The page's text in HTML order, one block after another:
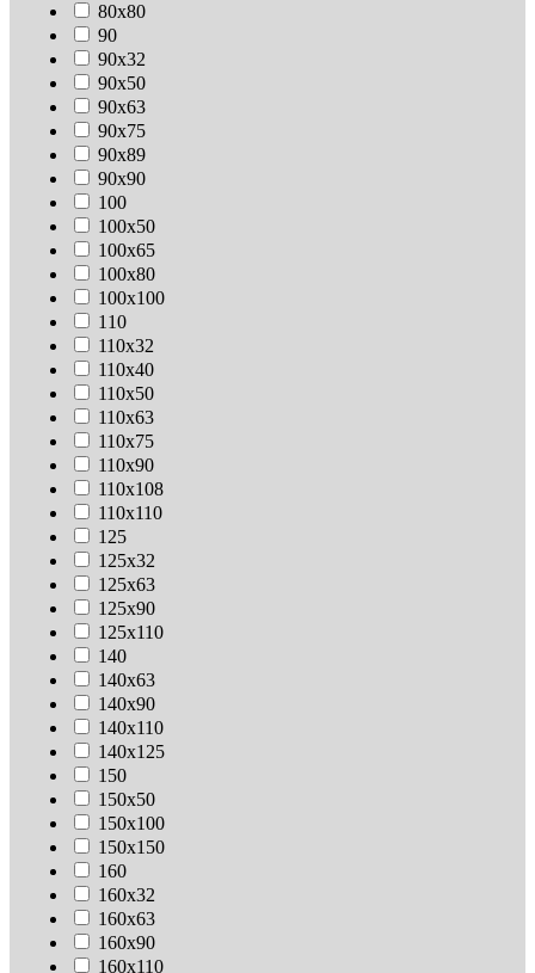
80х80
90
90х32
90х50
90х63
90х75
90х89
90х90
100
100х50
100х65
100х80
100х100
110
110х32
110х40
110х50
110х63
110х75
110х90
110х108
110х110
125
125х32
125х63
125х90
125х110
140
140х63
140х90
140х110
140х125
150
150х50
150х100
150х150
160
160х32
160х63
160х90
160х110